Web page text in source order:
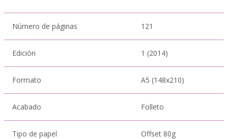
Número de páginas 121
Edición 1 (2014)
Formato A5 (148x210)
Acabado Folleto
Tipo de papel Offset 80g